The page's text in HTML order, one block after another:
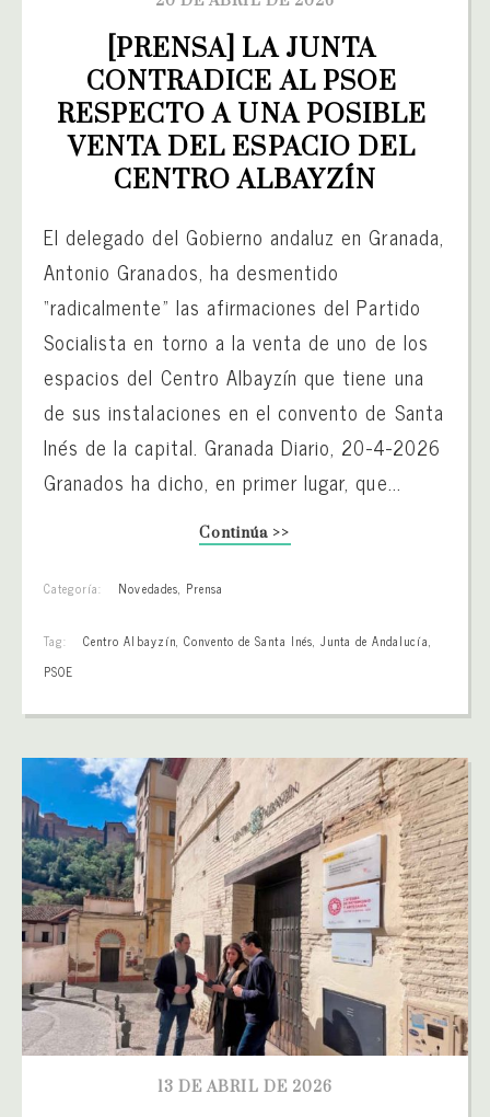
[PRENSA] LA JUNTA
CONTRADICE AL PSOE
RESPECTO A UNA POSIBLE
VENTA DEL ESPACIO DEL
CENTRO ALBAYZÍN
El delegado del Gobierno andaluz en Granada,
Antonio Granados, ha desmentido
“radicalmente” las afirmaciones del Partido
Socialista en torno a la venta de uno de los
espacios del Centro Albayzín que tiene una
de sus instalaciones en el convento de Santa
Inés de la capital. Granada Diario, 20-4-2026
Granados ha dicho, en primer lugar, que...
Continúa >>
Categoría: Novedades, Prensa
Tag: Centro Albayzín, Convento de Santa Inés, Junta de Andalucía,
PSOE
13 DE ABRIL DE 2026